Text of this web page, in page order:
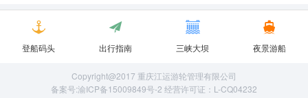
登船码头 出行指南 三峡大坝 夜景游船
Copyright@2017 重庆江运游轮管理有限公司
备案号:渝ICP备15009849号-2 经营许可证：L-CQ04232